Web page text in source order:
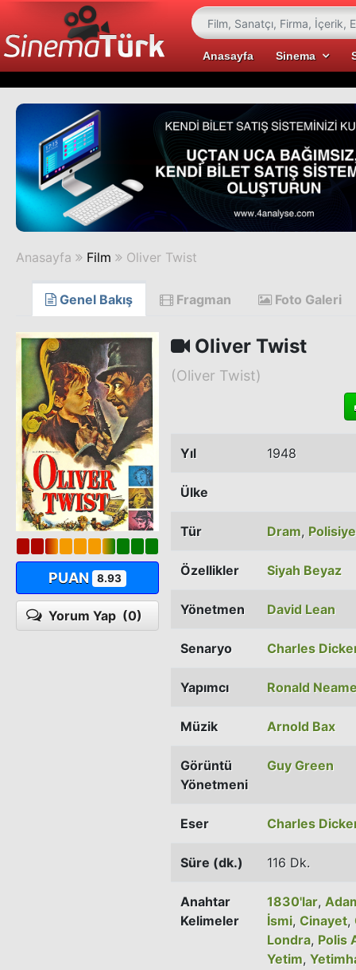
Anasayfa Sinema
Anasayfa Film Oliver Twist
Genel Bakış Fragman Foto Galeri
PUAN 8.93
Yorum Yap (0)
Oliver Twist
(Oliver Twist)
Yıl 1948
Ülke
Tür Dram, Polisiye
Özellikler Siyah Beyaz
Yönetmen David Lean
Senaryo Charles
Yapımcı Ronald
Müzik Arnold Bax
Görüntü
Yönetmeni
Guy Green
Eser Charles
Süre (dk.) 116 Dk.
Anahtar
Kelimeler
1830'lar,
İsmi, Cinayet,
Londra, Polis
Yetim,